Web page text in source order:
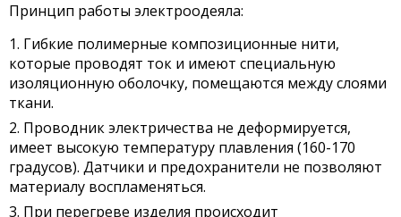
Принцип работы электроодеяла:
Гибкие полимерные композиционные нити,
которые проводят ток и имеют специальную
изоляционную оболочку, помещаются между слоями
ткани.
Проводник электричества не деформируется,
имеет высокую температуру плавления (160-170
градусов). Датчики и предохранители не позволяют
материалу воспламеняться.
При перегреве изделия происходит